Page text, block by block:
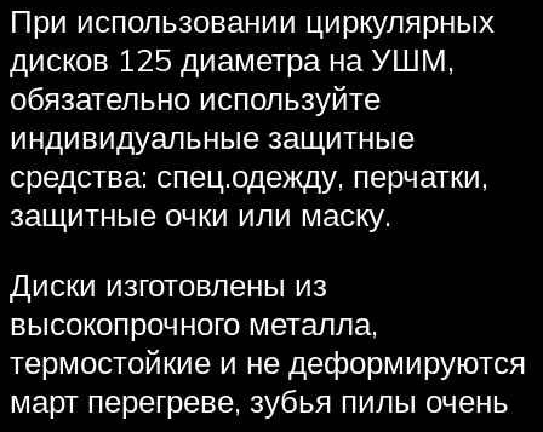
При использовании циркулярных
дисков 125 диаметра на УШМ,
обязательно используйте
индивидуальные защитные
средства: спец.одежду, перчатки,
защитные очки или маску.
Диски изготовлены из
высокопрочного металла,
термостойкие и не деформируются
март перегреве, зубья пилы очень